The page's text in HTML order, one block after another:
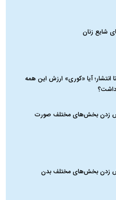
شایع زنان
انتشار؛ آیا «کوری» ارزش این همه
داشت؟
زدن بخش‌های مختلف صورت
زدن بخش‌های مختلف بدن